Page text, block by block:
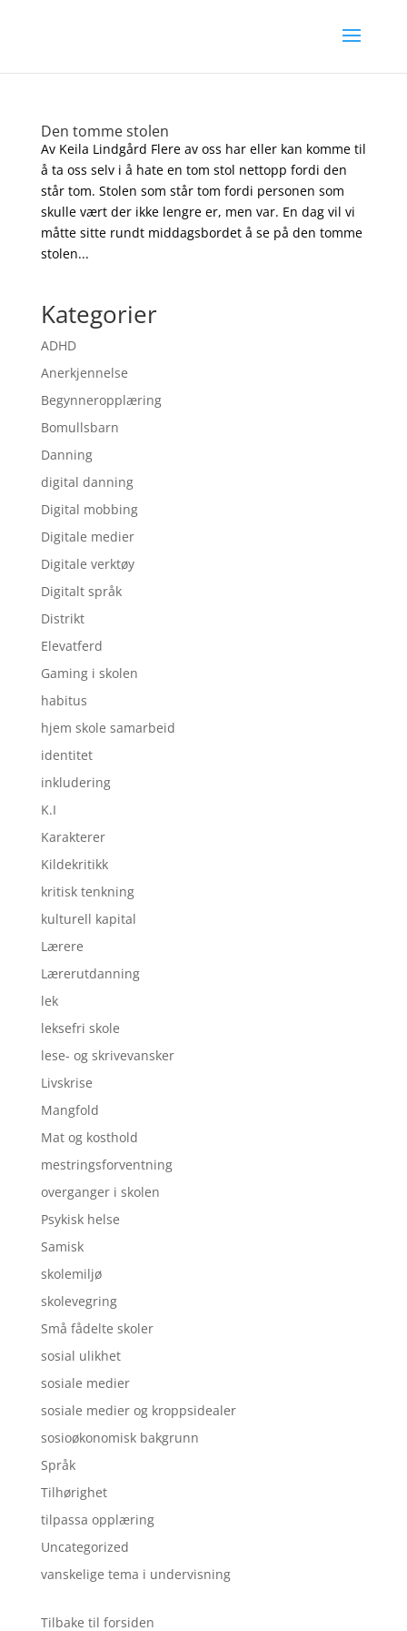
Den tomme stolen
Av Keila Lindgård Flere av oss har eller kan komme til
å ta oss selv i å hate en tom stol nettopp fordi den
står tom. Stolen som står tom fordi personen som
skulle vært der ikke lengre er, men var. En dag vil vi
måtte sitte rundt middagsbordet å se på den tomme
stolen...
Kategorier
ADHD
Anerkjennelse
Begynneropplæring
Bomullsbarn
Danning
digital danning
Digital mobbing
Digitale medier
Digitale verktøy
Digitalt språk
Distrikt
Elevatferd
Gaming i skolen
habitus
hjem skole samarbeid
identitet
inkludering
K.I
Karakterer
Kildekritikk
kritisk tenkning
kulturell kapital
Lærere
Lærerutdanning
lek
leksefri skole
lese- og skrivevansker
Livskrise
Mangfold
Mat og kosthold
mestringsforventning
overganger i skolen
Psykisk helse
Samisk
skolemiljø
skolevegring
Små fådelte skoler
sosial ulikhet
sosiale medier
sosiale medier og kroppsidealer
sosioøkonomisk bakgrunn
Språk
Tilhørighet
tilpassa opplæring
Uncategorized
vanskelige tema i undervisning
Tilbake til forsiden